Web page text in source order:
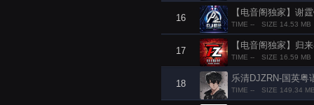
16
TIME -- SIZE 14.53 MB
17
【电音阁独家】归
TIME -- SIZE 16.59 MB
18
乐清DJZRN-国英粤
TIME -- SIZE 149.34